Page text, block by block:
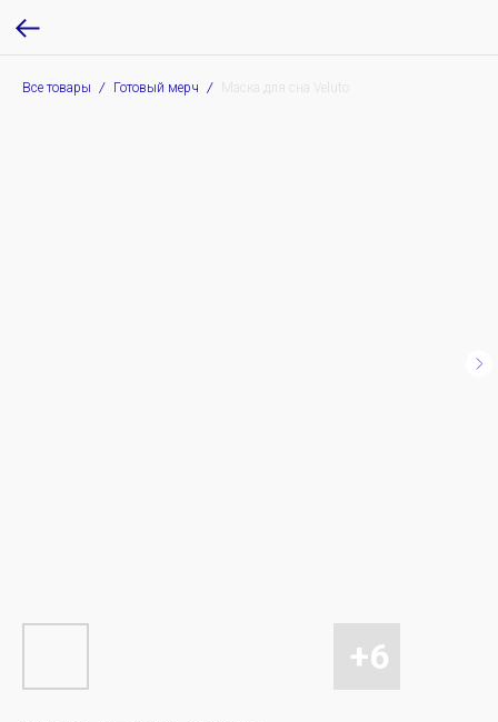
Все товары Готовый мерч Маска для сна Veluto